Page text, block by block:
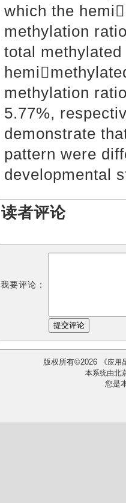
which the
methylation
total
methylation
5.77%,
demonstrate
pattern were
developmental
读者评论
我要评论：
版权所有©2026 《应用
本系统由北
您是